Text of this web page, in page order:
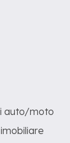
auto/moto